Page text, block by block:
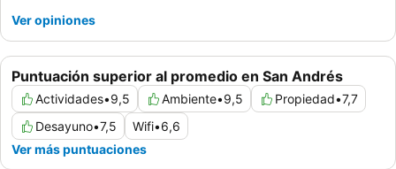
Puntuación superior al promedio en San Andrés
Actividades•9,5 Ambiente•9,5 Propiedad•7,7
Desayuno•7,5 Wifi•6,6
Ver más puntuaciones
Ver opiniones